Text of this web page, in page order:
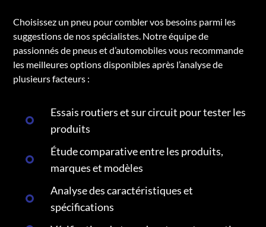
Choisissez un pneu pour combler vos besoins parmi les
suggestions de nos spécialistes. Notre équipe de
passionnés de pneus et d’automobiles vous recommande
les meilleures options disponibles après l’analyse de
plusieurs facteurs :
Essais routiers et sur circuit pour tester les
produits
Étude comparative entre les produits,
marques et modèles
Analyse des caractéristiques et
spécifications